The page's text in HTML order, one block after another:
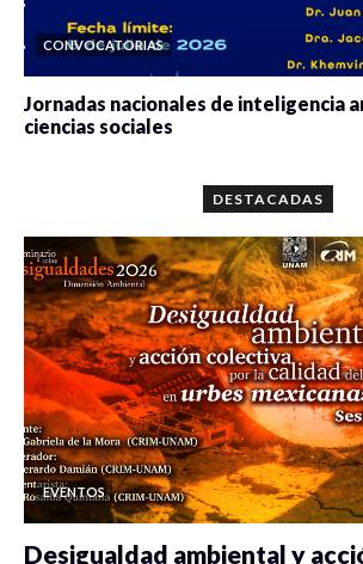
CONVOCATORIAS
Jornadas nacionales de inteligencia
ciencias sociales
DESTACADAS
EVENTOS
Desigualdad ambiental y